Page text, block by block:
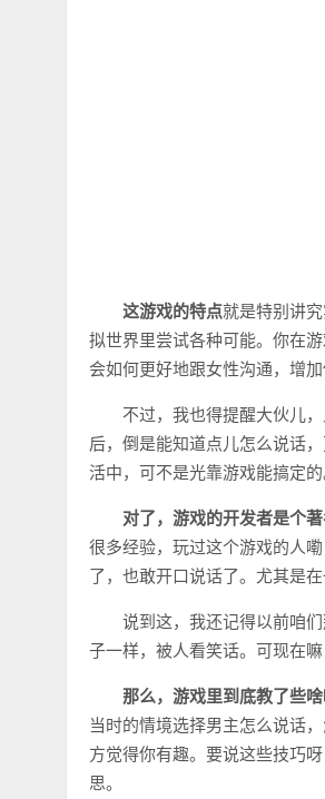
这游戏的特点就是特别讲
拟世界里尝试各种可能。你在
会如何更好地跟女性沟通，增加
不过，我也得提醒大伙儿
后，倒是能知道点儿怎么说话
活中，可不是光靠游戏能搞定的
对了，游戏的开发者是个
很多经验，玩过这个游戏的人
了，也敢开口说话了。尤其是
说到这，我还记得以前咱
子一样，被人看笑话。可现在
那么，游戏里到底教了些啥
当时的情境选择男主怎么说话
方觉得你有趣。要说这些技巧
思。